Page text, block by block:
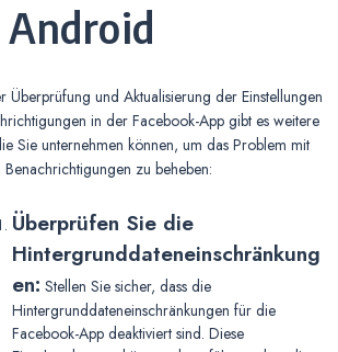
Überprüfung und Aktualisierung der Einstellungen
in der Facebook-App gibt es weitere
Sie unternehmen können, um das Problem mit
zu beheben:
Überprüfen Sie die
Hintergrunddateneinschränkung
en: Stellen Sie sicher, dass die
Hintergrunddateneinschränkungen für die
Facebook-App deaktiviert sind. Diese